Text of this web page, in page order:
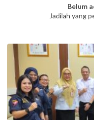
Belum
Jadilah yang